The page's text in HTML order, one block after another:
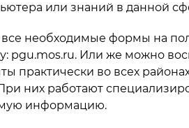
или знаний в данной
все необходимые формы на
pgu.mos.ru. Или же можно
практически во всех
них работают
информацию.